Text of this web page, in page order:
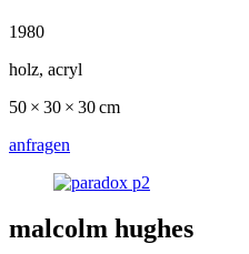
1980
holz, acryl
50 × 30 × 30 cm
anfragen
malcolm hughes